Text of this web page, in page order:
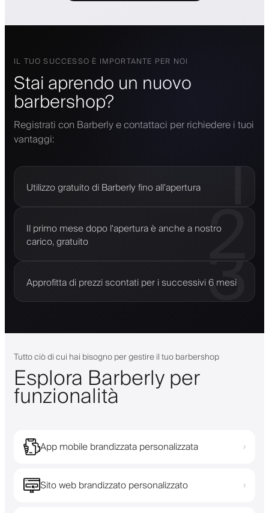
IL TUO SUCCESSO È IMPORTANTE PER NOI
Stai aprendo un nuovo
barbershop?
Registrati con Barberly e contattaci per richiedere i tuoi
vantaggi:
Utilizzo gratuito di Barberly fino all'apertura 1
Il primo mese dopo l'apertura è anche a nostro
carico, gratuito
2
Approfitta di prezzi scontati per i successivi 6 mesi
3
Tutto ciò di cui hai bisogno per gestire il tuo barbershop
Esplora Barberly per
funzionalità
App mobile brandizzata personalizzata ›
Sito web brandizzato personalizzato ›